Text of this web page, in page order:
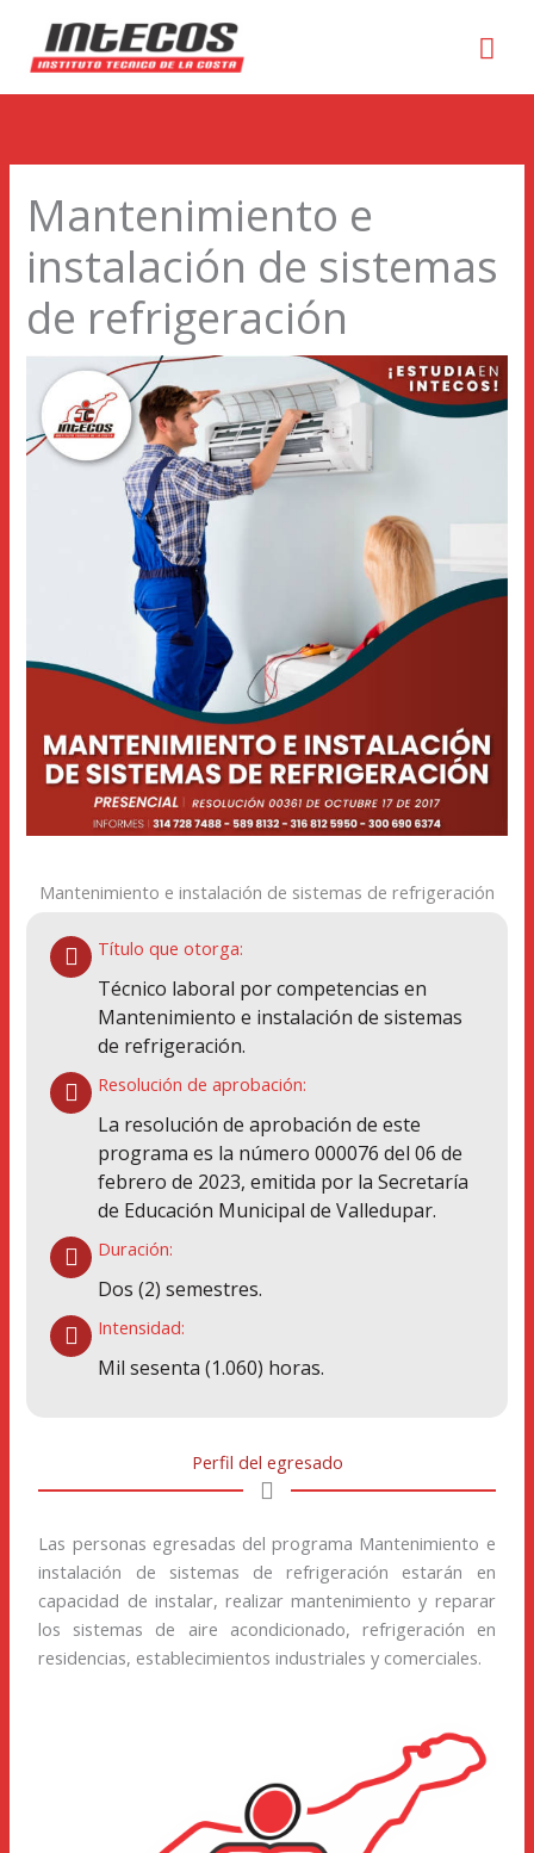
Mantenimiento e
instalación de sistemas
de refrigeración
Mantenimiento e instalación de sistemas de refrigeración
Título que otorga:
Técnico laboral por competencias en
Mantenimiento e instalación de sistemas
de refrigeración.
Resolución de aprobación:
La resolución de aprobación de este
programa es la número 000076 del 06 de
febrero de 2023, emitida por la Secretaría
de Educación Municipal de Valledupar.
Duración:
Dos (2) semestres.
Intensidad:
Mil sesenta (1.060) horas.
Perfil del egresado
Las personas egresadas del programa​ Mantenimiento e
instalación de sistemas de refrigeración estarán en
capacidad de instalar, realizar mantenimiento y reparar
los sistemas de aire acondicionado, refrigeración en
residencias, establecimientos industriales y comerciales​.